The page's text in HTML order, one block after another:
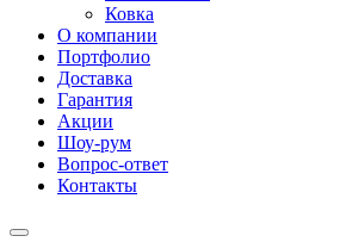
Ковка
О компании
Портфолио
Доставка
Гарантия
Акции
Шоу-рум
Вопрос-ответ
Контакты